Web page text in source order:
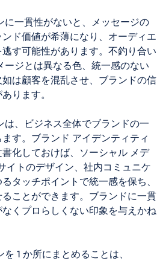
に一貫性がないと、メッセージの
ド価値が希薄になり、オーディエ
す可能性があります。不釣り合い
ージとは異なる色、統一感のない
は顧客を混乱させ、ブランドの信
ります。
は、ビジネス全体でブランドの一
す。ブランド アイデンティティ
化しておけば、ソーシャル メデ
イトのデザイン、社内コミュニケ
タッチポイントで統一感を保ち、
ことができます。ブランドに一貫
くプロらしくない印象を与えかね
1 か所にまとめることは、